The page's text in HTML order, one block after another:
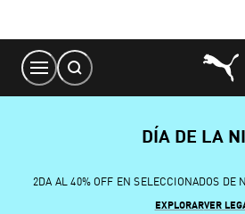
Content
DÍA DE LA
2DA AL 40% OFF EN SELECCIONADOS DE
EXPLORARVER